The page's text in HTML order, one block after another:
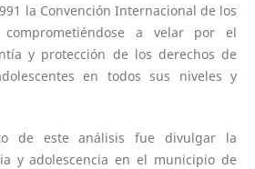
la Convención Internacional de los
a velar por el
y protección de los derechos de
en todos sus niveles y
de este análisis fue divulgar la
y adolescencia en el municipio de